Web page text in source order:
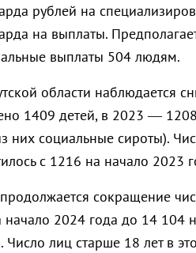
рублей на
на выплаты.
выплаты 504 людям.
области наблюдается
1409 детей, в 2023 —
них социальные сироты).
с 1216 на начало 2023
сокращение
начало 2024 года до 14 104
Число лиц старше 18 лет в